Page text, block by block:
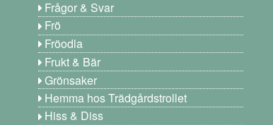
Frågor & Svar
Frö
Fröodla
Frukt & Bär
Grönsaker
Hemma hos Trädgårdstrollet
Hiss & Diss